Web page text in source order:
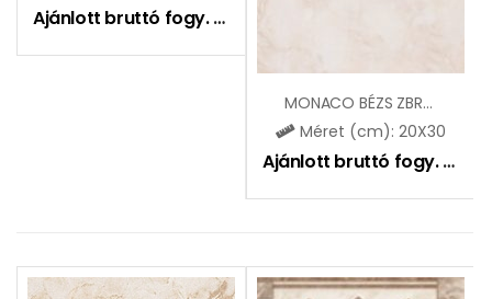
Ajánlott bruttó fogy. ár:
MONACO BÉZS ZBR322
Méret (cm): 20X30
Ajánlott bruttó fogy. ár: